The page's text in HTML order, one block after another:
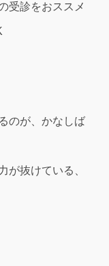
受診をおススメ
のが、かなしば
が抜けている、